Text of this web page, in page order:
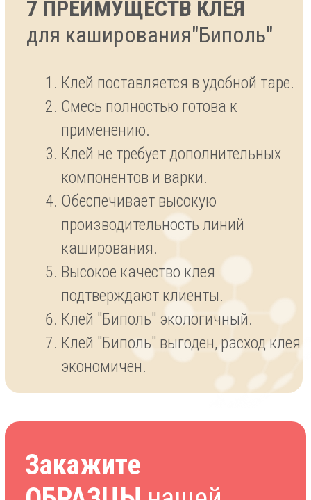
спецификацию на клей.
Запросить спецификацию на продукцию
ДОСТАВКА
ПРОДУКЦИИ
по России и СНГ
Мы доставим нашу продукцию в
специалисты просчитают всю